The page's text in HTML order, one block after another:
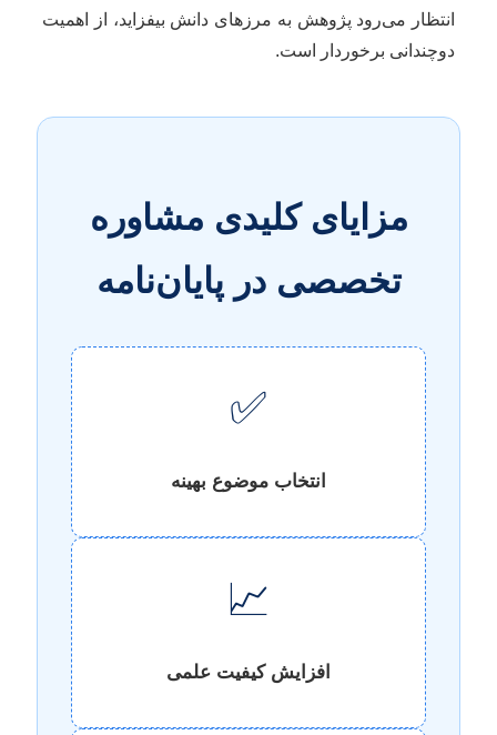
انتظار می‌رود پژوهش به مرزهای دانش بیفزاید، از اهمیت
دوچندانی برخوردار است.
مزایای کلیدی مشاوره
تخصصی در پایان‌نامه
✅
انتخاب موضوع بهینه
📈
افزایش کیفیت علمی